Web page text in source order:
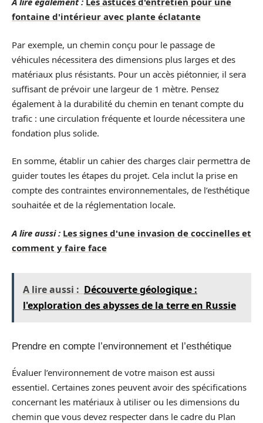
fontaine d'intérieur avec plante éclatante
Par exemple, un chemin conçu pour le passage de
véhicules nécessitera des dimensions plus larges et des
matériaux plus résistants. Pour un accès piétonnier, il sera
suffisant de prévoir une largeur de 1 mètre. Pensez
également à la durabilité du chemin en tenant compte du
trafic : une circulation fréquente et lourde nécessitera une
fondation plus solide.
En somme, établir un cahier des charges clair permettra de
guider toutes les étapes du projet. Cela inclut la prise en
compte des contraintes environnementales, de l’esthétique
souhaitée et de la réglementation locale.
A lire aussi : Les signes d'une invasion de coccinelles et
comment y faire face
A lire aussi : Découverte géologique :
l'exploration des abysses de la terre en Russie
Prendre en compte l’environnement et l’esthétique
Évaluer l’environnement de votre maison est aussi
essentiel. Certaines zones peuvent avoir des spécifications
concernant les matériaux à utiliser ou les dimensions du
chemin que vous devez respecter dans le cadre du Plan